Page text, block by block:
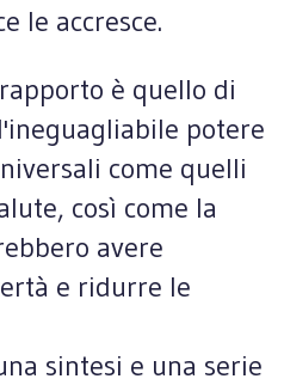
le accresce.
è quello di
potere
come quelli
così come la
avere
e ridurre le
sintesi e una serie